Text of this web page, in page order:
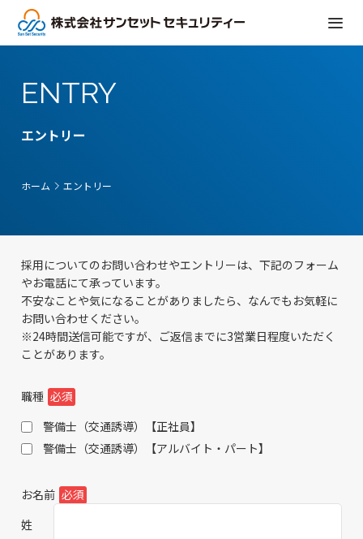
ENTRY
エントリー
ホーム エントリー
採用についてのお問い合わせやエントリーは、下記のフォーム
やお電話にて承っています。
不安なことや気になることがありましたら、なんでもお気軽に
お問い合わせください。
※24時間送信可能ですが、ご返信までに3営業日程度いただく
ことがあります。
職種 必須
警備士（交通誘導）【正社員】
警備士（交通誘導）【アルバイト・パート】
お名前 必須
姓